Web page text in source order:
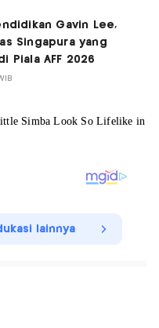
Gavin Lee,
Singapura yang
Piala AFF 2026
lainnya